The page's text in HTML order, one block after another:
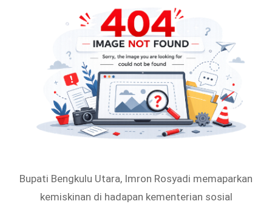
Bupati Bengkulu Utara, Imron Rosyadi memaparkan
kemiskinan di hadapan kementerian sosial